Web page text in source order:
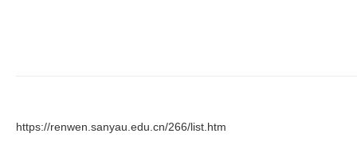
https://renwen.sanyau.edu.cn/266/list.htm